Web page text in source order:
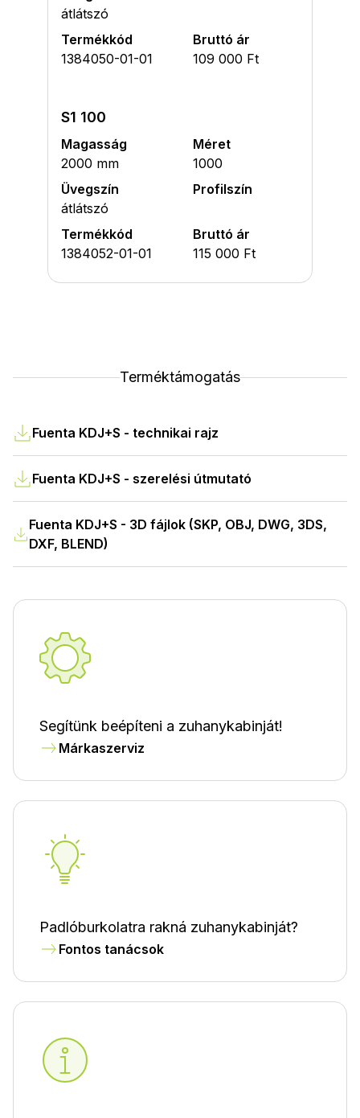
átlátszó
Termékkód
1384050-01-01
Bruttó ár
109 000 Ft
S1 100
Magasság
2000 mm
Méret
1000
Üvegszín
átlátszó
Profilszín
Termékkód
1384052-01-01
Bruttó ár
115 000 Ft
Terméktámogatás
Fuenta KDJ+S - technikai rajz
Fuenta KDJ+S - szerelési útmutató
Fuenta KDJ+S - 3D fájlok (SKP, OBJ, DWG, 3DS,
DXF, BLEND)
Segítünk beépíteni a zuhanykabinját!
Márkaszerviz
Padlóburkolatra rakná zuhanykabinját?
Fontos tanácsok